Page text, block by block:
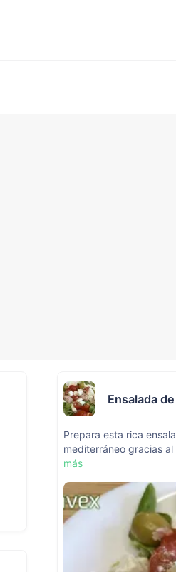
Ensalada
Prepara esta rica
mediterráneo gracias
más